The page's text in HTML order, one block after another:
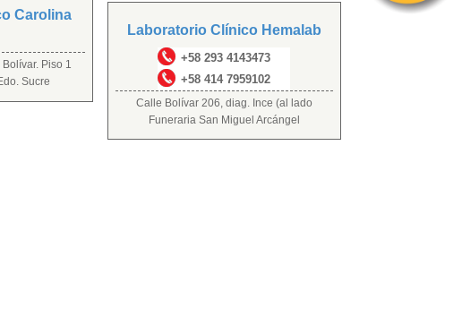
Carolina
Piso 1
Sucre
Laboratorio Clínico Hemalab
+58 293 4143473
+58 414 7959102
Calle Bolívar 206, diag. Ince (al lado
Funeraria San Miguel Arcángel